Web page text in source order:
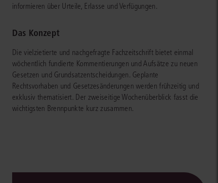
informieren über Urteile, Erlasse und Verfügungen.
Das Konzept
Die vielzietierte und nachgefragte Fachzeitschrift bietet einmal
wöchentlich fundierte Kommentierungen und Aufsätze zu neuen
Gesetzen und Grundsatzentscheidungen. Geplante
Rechtsvorhaben und Gesetzesänderungen werden frühzeitig und
exklusiv thematisiert. Der zweiseitige Wochenüberblick fasst die
wichtigsten Brennpunkte kurz zusammen.